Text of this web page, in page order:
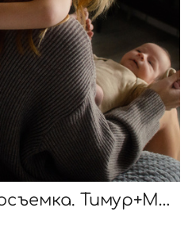
Домашняя фотосъемка. Тимур+Мама+Арина=❤️